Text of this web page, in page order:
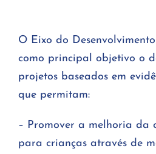
O Eixo do
como principal objetivo o
projetos baseados em
que permitam:
– Promover a melhoria da
para crianças através de